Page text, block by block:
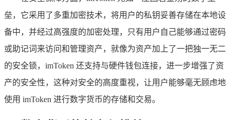
垒，它采用了多重加密技术，将用户的私钥妥善存储在本地设
备中，并经过高强度的加密处理，只有用户自己能够通过密码
或助记词来访问和管理资产，就像为资产加上了一把独一无二
的安全锁，imToken 还支持与硬件钱包连接，进一步增强了资
产的安全性，这种对安全的高度重视，让用户能够毫无顾虑地
使用 imToken 进行数字货币的存储和交易。